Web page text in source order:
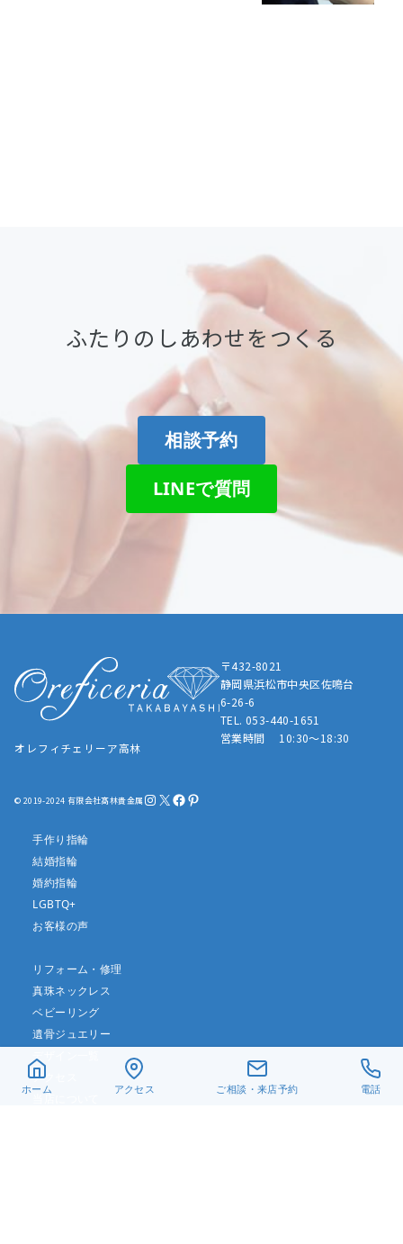
ふたりのしあわせをつくる
相談予約
LINEで質問
オレフィチェリーア高林
〒432-8021
静岡県浜松市中央区佐鳴台
6-26-6
TEL. 053-440-1651
営業時間 10:30～18:30
© 2019-2024 有限会社髙林貴金属InstagramX Facebook Pinterest
手作り指輪
結婚指輪
婚約指輪
LGBTQ+
お客様の声
リフォーム・修理
真珠ネックレス
ベビーリング
遺骨ジュエリー
デザイン一覧
アクセス
当店について
ホーム アクセス ご相談・来店予約 電話